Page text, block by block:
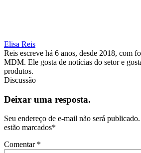
Elisa Reis
Reis escreve há 6 anos, desde 2018, com
MDM. Ele gosta de notícias do setor e
produtos.
Discussão
Deixar uma resposta.
Seu endereço de e-mail não será publicado.
estão marcados*
Comentar *